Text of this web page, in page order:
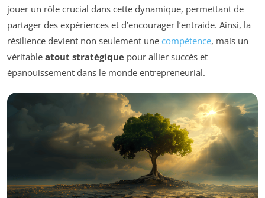
jouer un rôle crucial dans cette dynamique, permettant de
partager des expériences et d’encourager l’entraide. Ainsi, la
résilience devient non seulement une compétence, mais un
véritable atout stratégique pour allier succès et
épanouissement dans le monde entrepreneurial.